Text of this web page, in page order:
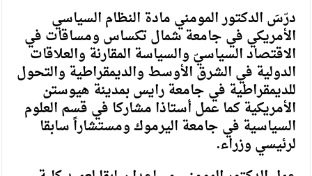
درّسَ الدكتور المومني مادة النظام السياسي
الأمريكي في جامعة شمال تكساس ومساقات في
الاقتصاد السياسيّ والسياسة المقارنة والعلاقات
الدولية في الشرق الأوسط والديمقراطية والتحول
للديمقراطية في جامعة رايس بمدينة هيوستن
الأمريكية كما عمل أستاذا مشاركا في قسم العلوم
السياسية في جامعة اليرموك ومستشاراً سابقا
لرئيسي وزراء.